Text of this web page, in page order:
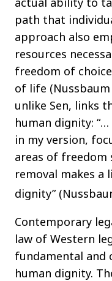
path that
approach also
resources
freedom of
of life (Nussbaum
unlike Sen, links
human dignity:
in my version,
areas of
removal makes
dignity”
Contemporary
law of Western
fundamental and
human dignity.